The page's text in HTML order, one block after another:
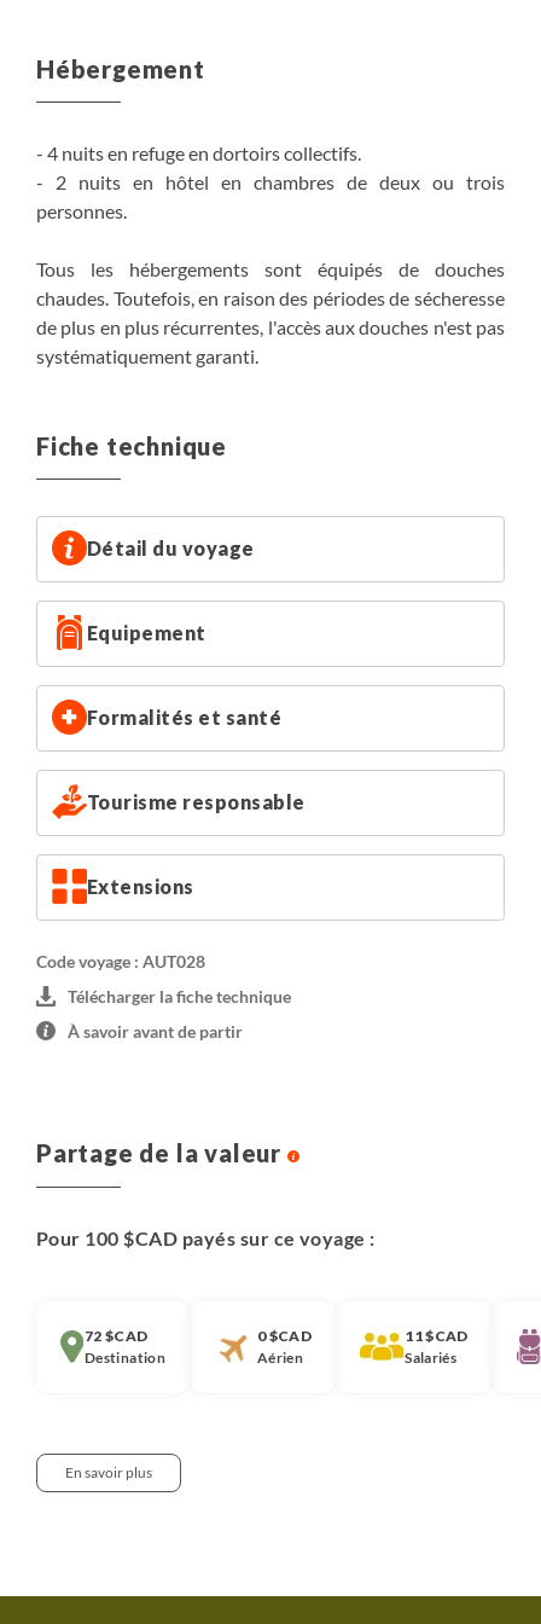
Hébergement
- 4 nuits en refuge en dortoirs collectifs.
- 2 nuits en hôtel en chambres de deux ou trois
personnes.
Tous les hébergements sont équipés de douches
chaudes. Toutefois, en raison des périodes de sécheresse
de plus en plus récurrentes, l'accès aux douches n'est pas
systématiquement garanti.
Fiche technique
Détail du voyage
Equipement
Formalités et santé
Tourisme responsable
Extensions
Code voyage : AUT028
Télécharger la fiche technique
À savoir avant de partir
Partage de la valeur
Pour 100 $CAD payés sur ce voyage :
72 $CAD
Destination
0 $CAD
Aérien
11 $CAD
Salariés
En savoir plus